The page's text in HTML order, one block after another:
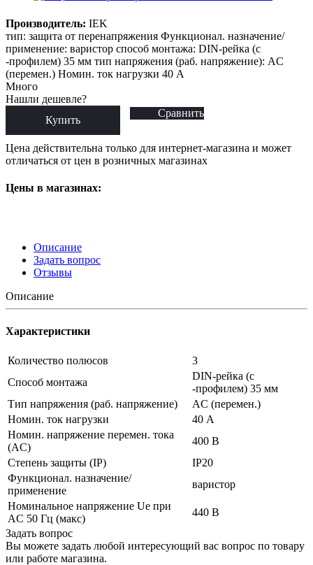
Производитель: IEK
тип: защита от перенапряжения Функционал. назначение/
применение: варистор способ монтажа: DIN-рейка (с
-профилем) 35 мм тип напряжения (раб. напряжение): AC
(перемен.) Номин. ток нагрузки 40 А
Много
Нашли дешевле?
Купить
Сравнить
Цена действительна только для интернет-магазина и может
отличаться от цен в розничных магазинах
Цены в магазинах:
Описание
Задать вопрос
Отзывы
Описание
Характеристики
Количество полюсов
3
Способ монтажа
DIN-рейка (с
-профилем) 35 мм
Тип напряжения (раб. напряжение)
AC (перемен.)
Номин. ток нагрузки
40 А
Номин. напряжение перемен. тока
(AC)
400 В
Степень защиты (IP)
IP20
Функционал. назначение/
применение
варистор
Номинальное напряжение Ue при
AC 50 Гц (макс)
440 В
Задать вопрос
Вы можете задать любой интересующий вас вопрос по товару
или работе магазина.